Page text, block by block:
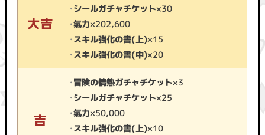
大吉
・シールガチャチケット×30
・氣力×202,600
・スキル強化の書(上)×15
・スキル強化の書(中)×20
吉
・冒険の情熱ガチャチケット×3
・シールガチャチケット×25
・氣力×50,000
・スキル強化の書(上)×10